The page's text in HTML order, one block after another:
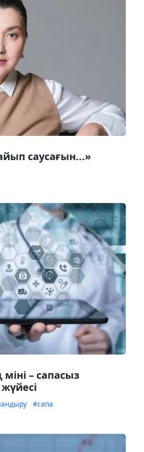
саусағын...»
– сапасыз
#сапа